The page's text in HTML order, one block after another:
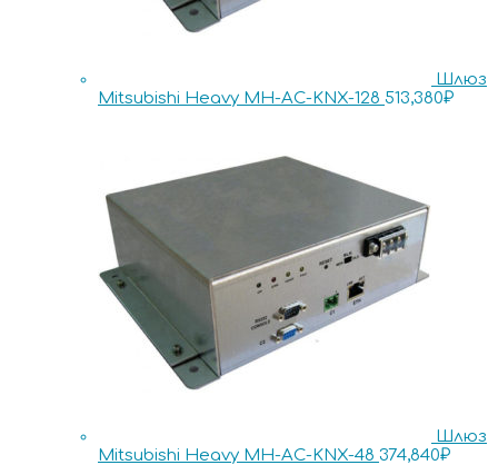
Шлюз
Mitsubishi Heavy MH-AC-KNX-128 513,380₽
Шлюз
Mitsubishi Heavy MH-AC-KNX-48 374,840₽